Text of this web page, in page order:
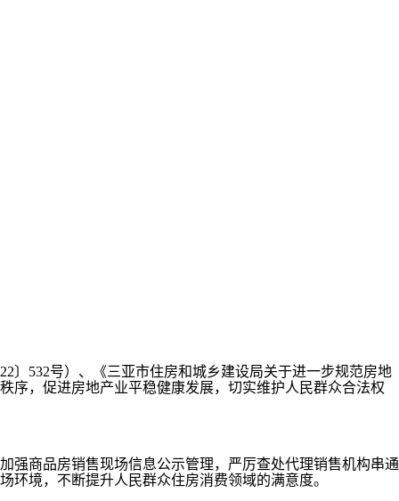
532号）、《三亚市住房和城乡建设局关于进一步规范房地
序，促进房地产业平稳健康发展，切实维护人民群众合法权
商品房销售现场信息公示管理，严厉查处代理销售机构串通
境，不断提升人民群众住房消费领域的满意度。